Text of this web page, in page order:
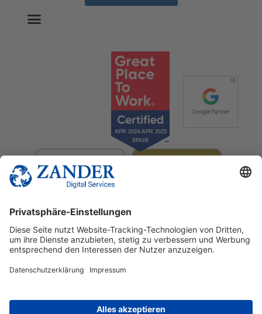
© 2025 Zander Digital Services Deutschland GmbH